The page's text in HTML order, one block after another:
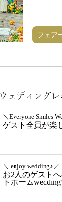
フェア
ウェディングレ
＼Everyone Smiles
ゲスト全員が楽
＼ enjoy wedding♪／
お2人のゲスト
トホーム